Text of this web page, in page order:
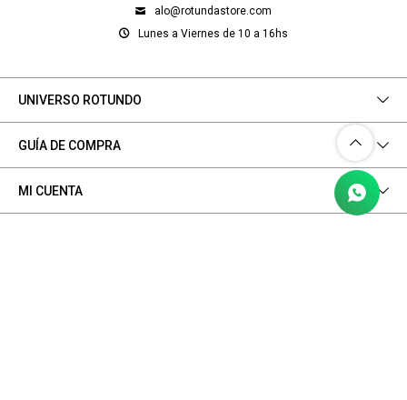
alo@rotundastore.com
Lunes a Viernes de 10 a 16hs
UNIVERSO ROTUNDO
GUÍA DE COMPRA
MI CUENTA